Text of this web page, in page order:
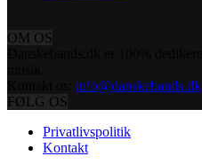
OM OS
info@danskebands.dk
FØLG OS
Privatlivspolitik
Kontakt